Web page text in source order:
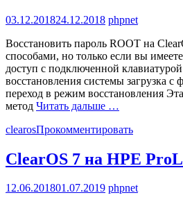
03.12.201824.12.2018 phpnet
Восстановить пароль ROOT на
способами, но только если вы
доступ с подключенной
восстановления системы загрузка
переход в режим восстановления
метод Читать дальше …
clearosПрокомментировать
ClearOS 7 на HPE
12.06.201801.07.2019 phpnet